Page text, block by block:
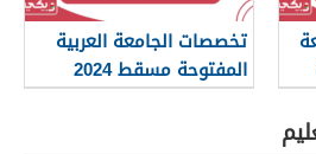
تخصصات الجامعة العربية
المفتوحة مسقط 2024